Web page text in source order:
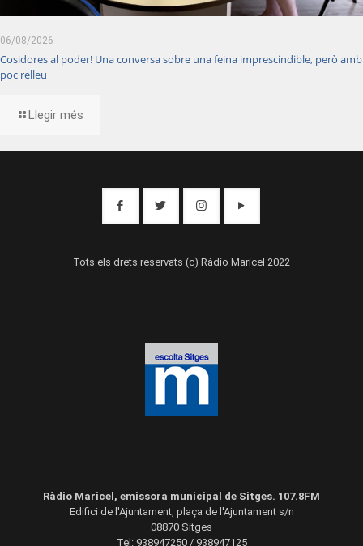
06/08/2026
Cosidores al poder! Una conversa sobre una feina imprescindible, però amb
poc relleu
Llegir més
Tots els drets reservats (c) Ràdio Maricel 2022
Ràdio Maricel, emissora municipal de Sitges. 107.8FM
Edifici de l'Ajuntament, plaça de l'Ajuntament s/n
08870 Sitges
Tel: 938947250 / 938947125